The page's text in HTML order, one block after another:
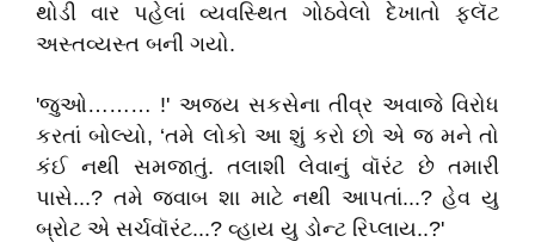
થોડી વાર પહેલાં વ્યવસ્થિત ગોઠવેલો દેખાતો ફ્લૅટ
અસ્તવ્યસ્ત બની ગયો.
'જુઓ……… !' અજય સકસેના તીવ્ર અવાજે વિરોધ
કરતાં બોલ્યો, ‘તમે લોકો આ શું કરો છો એ જ મને તો
કંઈ નથી સમજાતું. તલાશી લેવાનું વૉરંટ છે તમારી
પાસે...? તમે જવાબ શા માટે નથી આપતાં...? હેવ યુ
બ્રોટ એ સર્ચવૉરંટ...? વ્હાય યુ ડોન્ટ રિપ્લાય..?'